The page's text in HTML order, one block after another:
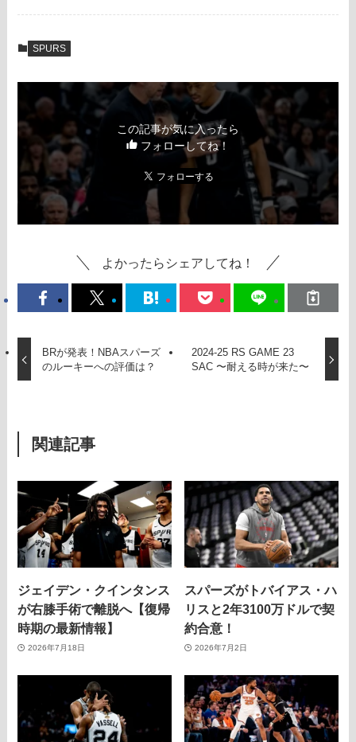
SPURS
この記事が気に入ったら
フォローしてね！
よかったらシェアしてね！
BRが発表！NBAスパーズ
のルーキーへの評価は？
2024-25 RS GAME 23
SAC 〜耐える時が来た〜
関連記事
ジェイデン・クインタンス
が右膝手術で離脱へ【復帰
時期の最新情報】
2026年7月18日
スパーズがトバイアス・ハ
リスと2年3100万ドルで契
約合意！
2026年7月2日